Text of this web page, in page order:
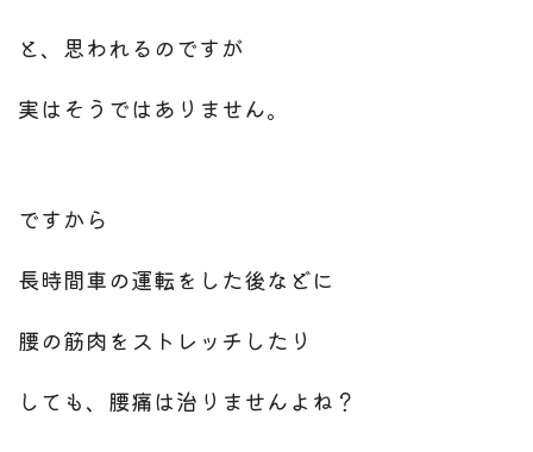
と、思われるのですが
実はそうではありません。
ですから
長時間車の運転をした後などに
腰の筋肉をストレッチしたり
しても、腰痛は治りませんよね？